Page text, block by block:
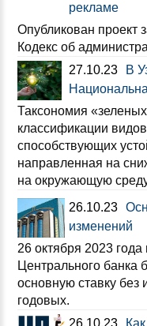
рекламе
Опубликован проект
Кодекс об
27.10.23
В
Таксономия
классификации
способствующих
направленная на
на окружающую
26.10.23
изменений
26 октября 2023
Центрального банка
основную ставку без
годовых.
26.10.23